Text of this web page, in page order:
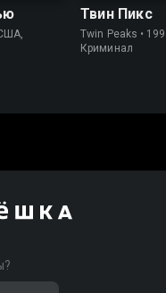
Твин Пикс
Twin Peaks •
Криминал